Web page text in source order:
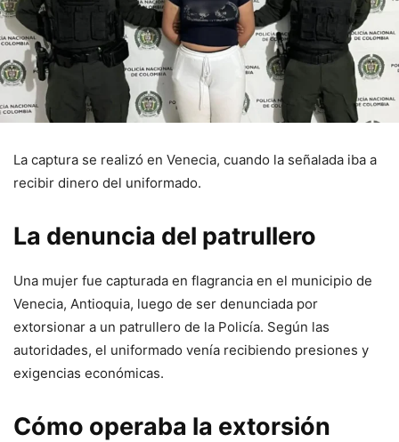
La captura se realizó en Venecia, cuando la señalada iba a
recibir dinero del uniformado.
La denuncia del patrullero
Una mujer fue capturada en flagrancia en el municipio de
Venecia, Antioquia, luego de ser denunciada por
extorsionar a un patrullero de la Policía. Según las
autoridades, el uniformado venía recibiendo presiones y
exigencias económicas.
Cómo operaba la extorsión